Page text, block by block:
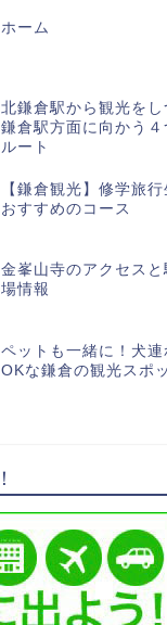
ホーム
北鎌倉駅から観光をし
鎌倉駅方面に向かう４
ルート
【鎌倉観光】修学旅行
おすすめのコース
金峯山寺のアクセスと
場情報
ペットも一緒に！犬連
OKな鎌倉の観光スポ